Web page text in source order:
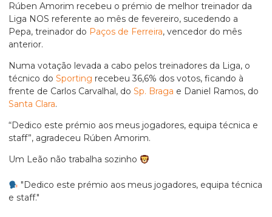
Rúben Amorim recebeu o prémio de melhor treinador da
Liga NOS referente ao mês de fevereiro, sucedendo a
Pepa, treinador do Paços de Ferreira, vencedor do mês
anterior.
Numa votação levada a cabo pelos treinadores da Liga, o
técnico do Sporting recebeu 36,6% dos votos, ficando à
frente de Carlos Carvalhal, do Sp. Braga e Daniel Ramos, do
Santa Clara.
“Dedico este prémio aos meus jogadores, equipa técnica e
staff”, agradeceu Rúben Amorim.
Um Leão não trabalha sozinho
"Dedico este prémio aos meus jogadores, equipa técnica
e staff."